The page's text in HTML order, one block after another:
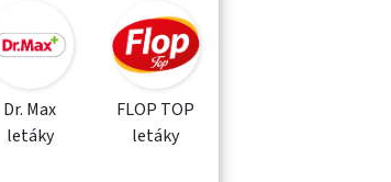
Dr. Max
letáky
FLOP TOP
letáky